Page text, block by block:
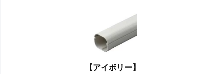
【アイボリー】